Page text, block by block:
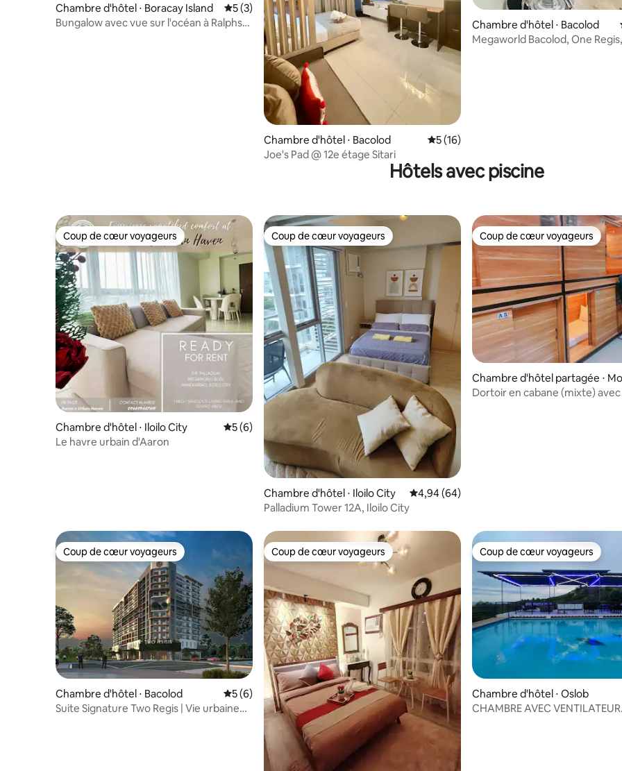
Chambre d'hôtel ⋅ Boracay Island Évaluation moyenne sur la base de 3 commentaires : 5 sur 5
5 (3)
Bungalow avec vue sur l'océan à Ralphs
Chambre d'hôtel ⋅ Bacolod Évaluation moyenne sur la base de 16
5 (16)
Joe's Pad @ 12e étage Sitari
Chambre d'hôtel ⋅ Bacolod
Megaworld Bacolod, One Regis,
Hôtels avec piscine
Coup de cœur voyageurs
Coup de cœur voyageurs
Chambre d'hôtel ⋅ Iloilo City Évaluation moyenne sur la base de 6 commentaires : 5 sur 5
5 (6)
Le havre urbain d'Aaron
Coup de cœur voyageurs
Coup de cœur voyageurs
Chambre d'hôtel ⋅ Iloilo City Évaluation moyenne sur la base de 64
4,94 (64)
Palladium Tower 12A, Iloilo City
Coup de cœur voyageurs
Coup de cœur voyageurs
Chambre d'hôtel partagée ⋅
boal
Dortoir en cabane (mixte)
Coup de cœur voyageurs
Coup de cœur voyageurs
Chambre d'hôtel ⋅ Bacolod Évaluation moyenne sur la base de 6 commentaires : 5 sur 5
5 (6)
Suite Signature Two Regis | Vie urbaine
Coup de cœur voyageurs
Coup de cœur voyageurs Coup de cœur voyageurs
Coup de cœur voyageurs
Chambre d'hôtel ⋅ Oslob
CHAMBRE AVEC VENTILATEUR